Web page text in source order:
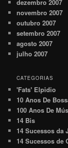
dezembro 2007
novembro 2007
outubro 2007
setembro 2007
agosto 2007
julho 2007
CATEGORIAS
'Fats' Elpidio
10 Anos De
100 Anos De
14 Bis
14 Sucessos da
14 Sucessos de